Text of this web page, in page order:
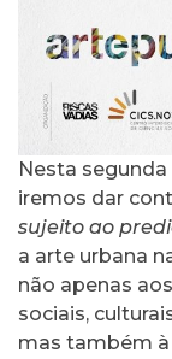
Nesta
iremos dar
sujeito ao
a arte urbana
não apenas
sociais,
mas também